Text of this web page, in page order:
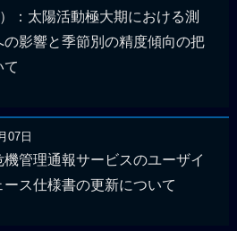
）：太陽活動極大期における測
の影響と季節別の精度傾向の把
て
07日
機管理通報サービスのユーザイ
ース仕様書の更新について